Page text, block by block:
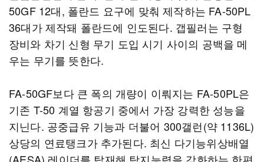
50GF 12대, 폴란드 요구에 맞춰 제작하는 FA-50PL
36대가 제작돼 폴란드에 인도된다. 갭필러는 구형
장비와 차기 신형 무기 도입 시기 사이의 공백을 메
우는 무기를 뜻한다.
FA-50GF보다 큰 폭의 개량이 이뤄지는 FA-50PL은
기존 T-50 계열 항공기 중에서 가장 강력한 성능을
지닌다. 공중급유 기능과 더불어 300갤런(약 1136L)
상당의 연료탱크가 추가된다. 최신 다기능위상배열